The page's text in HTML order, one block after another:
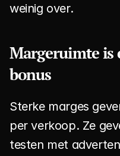
weinig over.
Margeruimte is
bonus
Sterke marges
per verkoop. Ze
testen met